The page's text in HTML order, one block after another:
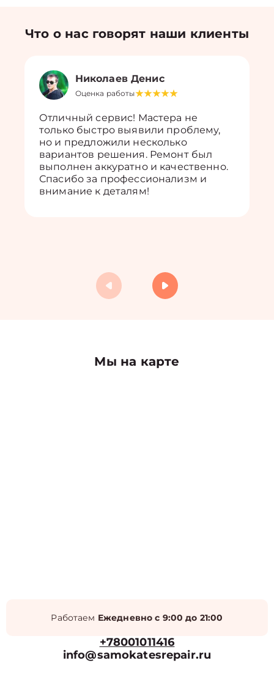
Что о нас говорят наши клиенты
Николаев Денис
Оценка работы
Отличный сервис! Мастера не
только быстро выявили проблему,
но и предложили несколько
вариантов решения. Ремонт был
выполнен аккуратно и качественно.
Спасибо за профессионализм и
внимание к деталям!
Мы на карте
Работаем Ежедневно с 9:00 до 21:00
+78001011416
info@samokatesrepair.ru